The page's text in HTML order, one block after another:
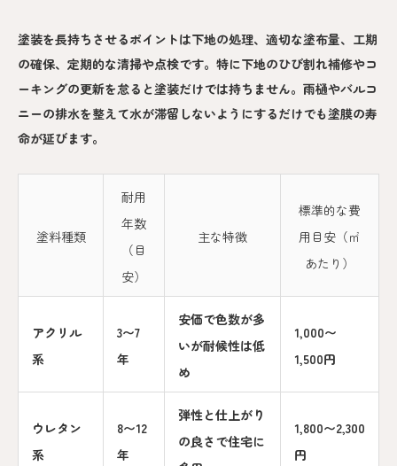
塗装を長持ちさせるポイントは下地の処理、適切な塗布量、工期
の確保、定期的な清掃や点検です。特に下地のひび割れ補修やコ
ーキングの更新を怠ると塗装だけでは持ちません。雨樋やバルコ
ニーの排水を整えて水が滞留しないようにするだけでも塗膜の寿
命が延びます。
塗料種類
耐用
年数
（目
安）
主な特徴
標準的な費
用目安（㎡
あたり）
アクリル
系
3〜7
年
安価で色数が多
いが耐候性は低
め
1,000〜
1,500円
ウレタン
系
8〜12
年
弾性と仕上がり
の良さで住宅に
1,800〜2,300
円